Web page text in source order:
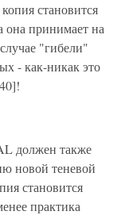
становится
она принимает на
"гибели"
- как-никак это
должен также
новой теневой
становится
практика